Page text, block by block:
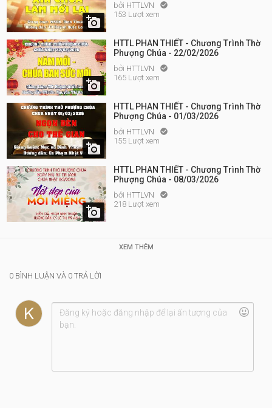

bởi HTTLVN 
153 Lượt xem

HTTL PHAN THIẾT - Chương Trình Thờ
Phượng Chúa - 22/02/2026
bởi HTTLVN 
165 Lượt xem

HTTL PHAN THIẾT - Chương Trình Thờ
Phượng Chúa - 01/03/2026
bởi HTTLVN 
155 Lượt xem

HTTL PHAN THIẾT - Chương Trình Thờ
Phượng Chúa - 08/03/2026
bởi HTTLVN 
218 Lượt xem
XEM THÊM
0 BÌNH LUẬN VÀ 0 TRẢ LỜI